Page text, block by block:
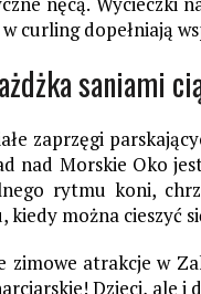
curling dopełniają
saniami
zaprzęgi
nad Morskie Oko
rytmu koni,
kiedy można cieszyć
zimowe atrakcje w
Dzieci, ale